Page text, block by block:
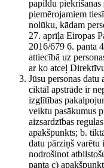
papildu piekrišanas
piemērojamiem
nolūku, kādam
27. aprīļa Eiropas
2016/679 6. panta
attiecībā uz
ar ko atceļ
Jūsu personas
ciktāl apstrāde ir
izglītības
veiktu pasākumus
aizsardzības
apakšpunkts; b.
datu pārziņš varētu
nodrošinot
panta c)